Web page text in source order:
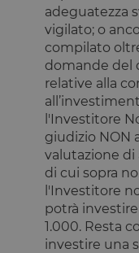
adeguatezza
vigilato; o
compilato
domande del
relative alla
l'Investitore
giudizio NON
valutazione di
di cui sopra
l'Investitore
potrà
1.000. Resta
investire una
_ga
Nome
test_cookie
_fbp
_cfuvid